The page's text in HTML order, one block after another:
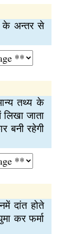
के अन्तर से
तथ्य के
जाता
बनी रहेगी
दांत होते
कर फर्मा